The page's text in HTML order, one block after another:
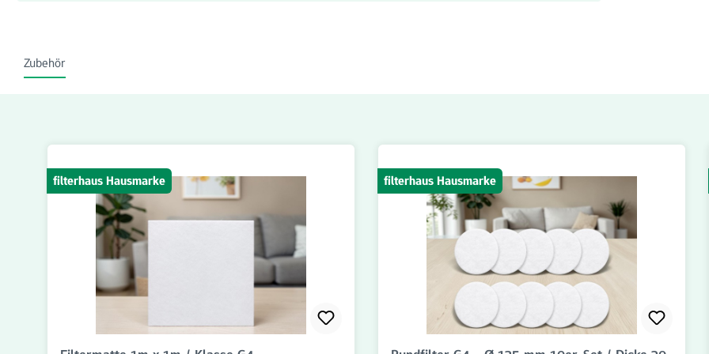
Zubehör
filterhaus Hausmarke filterhaus Hausmarke